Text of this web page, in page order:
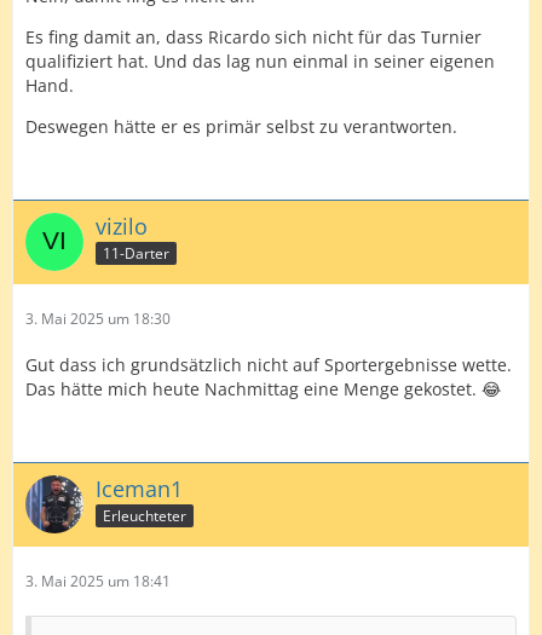
Es fing damit an, dass Ricardo sich nicht für das Turnier
qualifiziert hat. Und das lag nun einmal in seiner eigenen
Hand.
Deswegen hätte er es primär selbst zu verantworten.
vizilo
11-Darter
3. Mai 2025 um 18:30
Gut dass ich grundsätzlich nicht auf Sportergebnisse wette.
Das hätte mich heute Nachmittag eine Menge gekostet. 😂
Iceman1
Erleuchteter
3. Mai 2025 um 18:41